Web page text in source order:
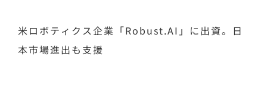
米ロボティクス企業「Robust.AI」に出資。日
本市場進出も支援